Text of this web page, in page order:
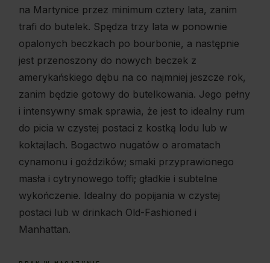
na Martynice przez minimum cztery lata, zanim
trafi do butelek. Spędza trzy lata w ponownie
opalonych beczkach po bourbonie, a następnie
jest przenoszony do nowych beczek z
amerykańskiego dębu na co najmniej jeszcze rok,
zanim będzie gotowy do butelkowania. Jego pełny
i intensywny smak sprawia, że jest to idealny rum
do picia w czystej postaci z kostką lodu lub w
koktajlach. Bogactwo nugatów o aromatach
cynamonu i goździków; smaki przyprawionego
masła i cytrynowego toffi; gładkie i subtelne
wykończenie. Idealny do popijania w czystej
postaci lub w drinkach Old-Fashioned i
Manhattan.